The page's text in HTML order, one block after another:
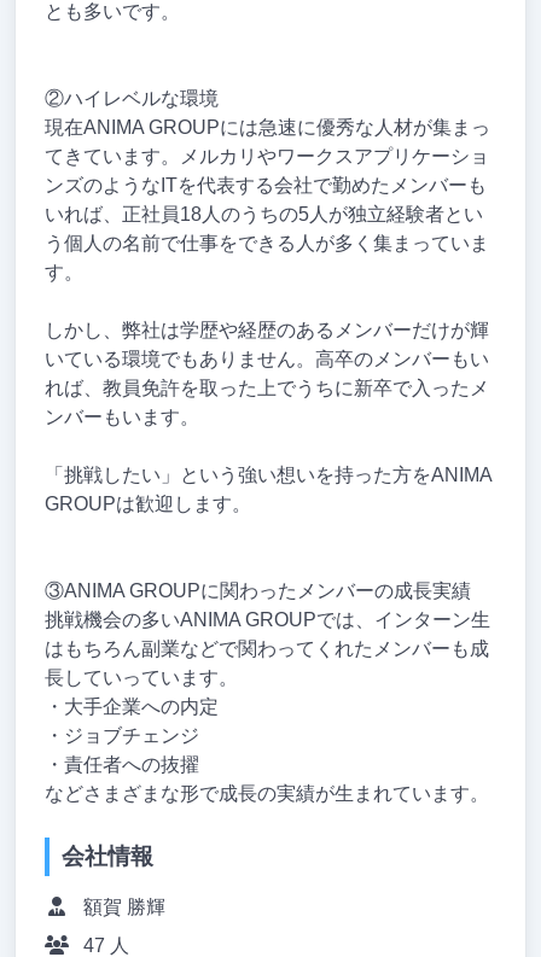
とも多いです。
②ハイレベルな環境
現在ANIMA GROUPには急速に優秀な人材が集まっ
てきています。メルカリやワークスアプリケーショ
ンズのようなITを代表する会社で勤めたメンバーも
いれば、正社員18人のうちの5人が独立経験者とい
う個人の名前で仕事をできる人が多く集まっていま
す。
しかし、弊社は学歴や経歴のあるメンバーだけが輝
いている環境でもありません。高卒のメンバーもい
れば、教員免許を取った上でうちに新卒で入ったメ
ンバーもいます。
「挑戦したい」という強い想いを持った方をANIMA
GROUPは歓迎します。
③ANIMA GROUPに関わったメンバーの成長実績
挑戦機会の多いANIMA GROUPでは、インターン生
はもちろん副業などで関わってくれたメンバーも成
長していっています。
・大手企業への内定
・ジョブチェンジ
・責任者への抜擢
などさまざまな形で成長の実績が生まれています。
会社情報
額賀 勝輝
47 人